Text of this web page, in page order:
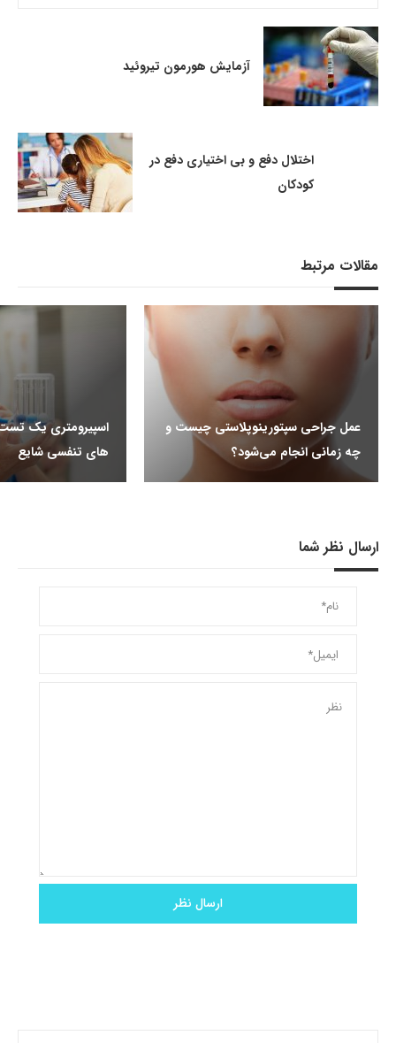
آزمایش هورمون تیروئید
اختلال دفع و بی اختیاری دفع در
کودکان
مقالات مرتبط
عمل جراحی سپتورینوپلاستی چیست و
چه زمانی انجام می‌شود؟
اسپیرومتری یک تست
های تنفسی شایع
ارسال نظر شما